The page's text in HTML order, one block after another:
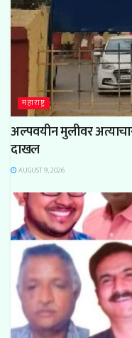
महाराष्ट्र
अल्पवयीन मुलीवर
दाखल
AUGUST 9, 2026